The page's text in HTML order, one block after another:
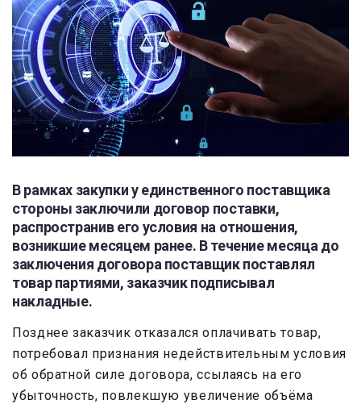
В рамках закупки у единственного поставщика
стороны заключили договор поставки,
распространив его условия на отношения,
возникшие месяцем ранее. В течение месяца до
заключения договора поставщик поставлял
товар партиями, заказчик подписывал
накладные.
Позднее заказчик отказался оплачивать товар,
потребовал признания недействительным условия
об обратной силе договора, ссылаясь на его
убыточность, повлекшую увеличение объёма